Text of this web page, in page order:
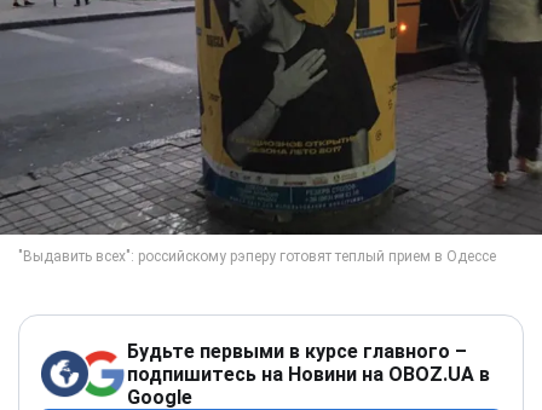
Будьте первыми в курсе главного –
подпишитесь на Новини на OBOZ.UA в
Google